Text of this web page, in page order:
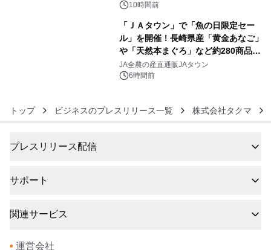
10時間前
「ＪＡタウン」で「魚の日限定セー
ル」を開催！長崎県産「黄金あなご」
や「天然本まぐろ」など約280商品を
販売！～毎月１０日の定例企画～
JA全農の産直通販JAタウン
6時間前
トップ ビジネスのプレスリリース一覧 株式会社タクマ
プレスリリース配信
サポート
関連サービス
• 運営会社